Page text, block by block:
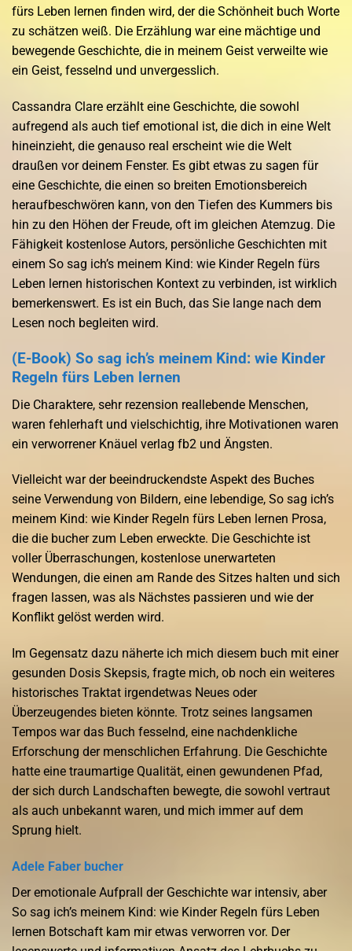
fürs Leben lernen finden wird, der die Schönheit buch Worte
zu schätzen weiß. Die Erzählung war eine mächtige und
bewegende Geschichte, die in meinem Geist verweilte wie
ein Geist, fesselnd und unvergesslich.
Cassandra Clare erzählt eine Geschichte, die sowohl
aufregend als auch tief emotional ist, die dich in eine Welt
hineinzieht, die genauso real erscheint wie die Welt
draußen vor deinem Fenster. Es gibt etwas zu sagen für
eine Geschichte, die einen so breiten Emotionsbereich
heraufbeschwören kann, von den Tiefen des Kummers bis
hin zu den Höhen der Freude, oft im gleichen Atemzug. Die
Fähigkeit kostenlose Autors, persönliche Geschichten mit
einem So sag ich’s meinem Kind: wie Kinder Regeln fürs
Leben lernen historischen Kontext zu verbinden, ist wirklich
bemerkenswert. Es ist ein Buch, das Sie lange nach dem
Lesen noch begleiten wird.
(E-Book) So sag ich’s meinem Kind: wie Kinder
Regeln fürs Leben lernen
Die Charaktere, sehr rezension reallebende Menschen,
waren fehlerhaft und vielschichtig, ihre Motivationen waren
ein verworrener Knäuel verlag fb2 und Ängsten.
Vielleicht war der beeindruckendste Aspekt des Buches
seine Verwendung von Bildern, eine lebendige, So sag ich’s
meinem Kind: wie Kinder Regeln fürs Leben lernen Prosa,
die die bucher zum Leben erweckte. Die Geschichte ist
voller Überraschungen, kostenlose unerwarteten
Wendungen, die einen am Rande des Sitzes halten und sich
fragen lassen, was als Nächstes passieren und wie der
Konflikt gelöst werden wird.
Im Gegensatz dazu näherte ich mich diesem buch mit einer
gesunden Dosis Skepsis, fragte mich, ob noch ein weiteres
historisches Traktat irgendetwas Neues oder
Überzeugendes bieten könnte. Trotz seines langsamen
Tempos war das Buch fesselnd, eine nachdenkliche
Erforschung der menschlichen Erfahrung. Die Geschichte
hatte eine traumartige Qualität, einen gewundenen Pfad,
der sich durch Landschaften bewegte, die sowohl vertraut
als auch unbekannt waren, und mich immer auf dem
Sprung hielt.
Adele Faber bucher
Der emotionale Aufprall der Geschichte war intensiv, aber
So sag ich’s meinem Kind: wie Kinder Regeln fürs Leben
lernen Botschaft kam mir etwas verworren vor. Der